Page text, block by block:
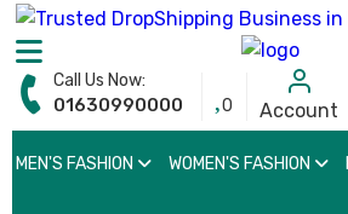
Call Us Now:
01630990000 0 Account
MEN'S FASHION WOMEN'S FASHION